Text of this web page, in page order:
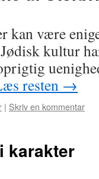
kan være
kultur
resten →
| Skriv en kommentar
karakter